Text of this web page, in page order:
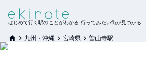
はじめて行く駅のことがわかる 行ってみたい街が見つかる
九州・沖縄 宮崎県 曽山寺駅